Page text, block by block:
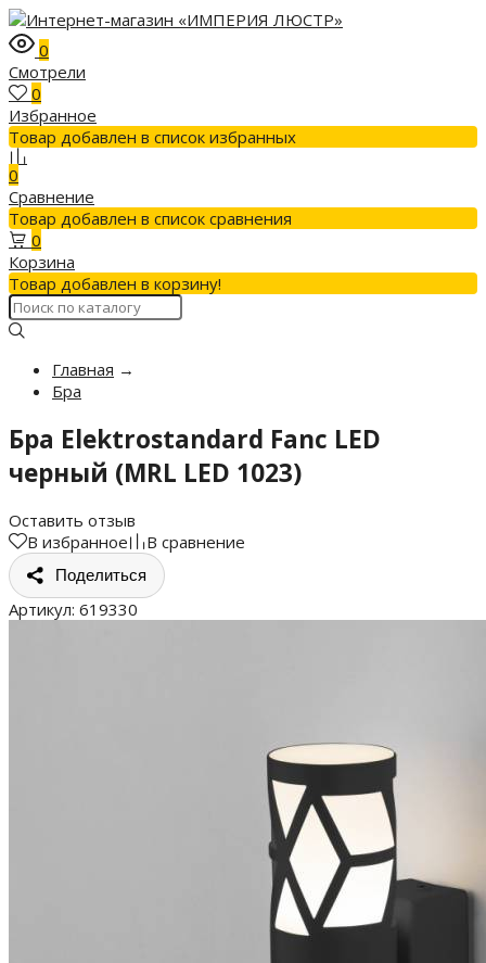
0
Смотрели
0
Избранное
Товар добавлен в список избранных
0
Сравнение
Товар добавлен в список сравнения
0
Корзина
Товар добавлен в корзину!
Главная →
Бра
Бра Elektrostandard Fanc LED
черный (MRL LED 1023)
Оставить отзыв
В избранное
В сравнение
Поделиться
Артикул: 619330